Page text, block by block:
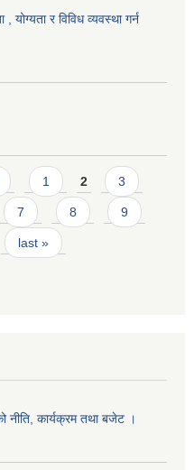
योग्यता र विविध व्यवस्था गर्न
1 2 3
7 8 9
last »
नीति, कार्यक्रम तथा बजेट ।